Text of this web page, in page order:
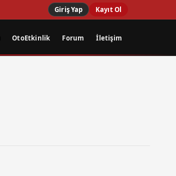
Giriş Yap Kayıt Ol
OtoEtkinlik Forum İletişim